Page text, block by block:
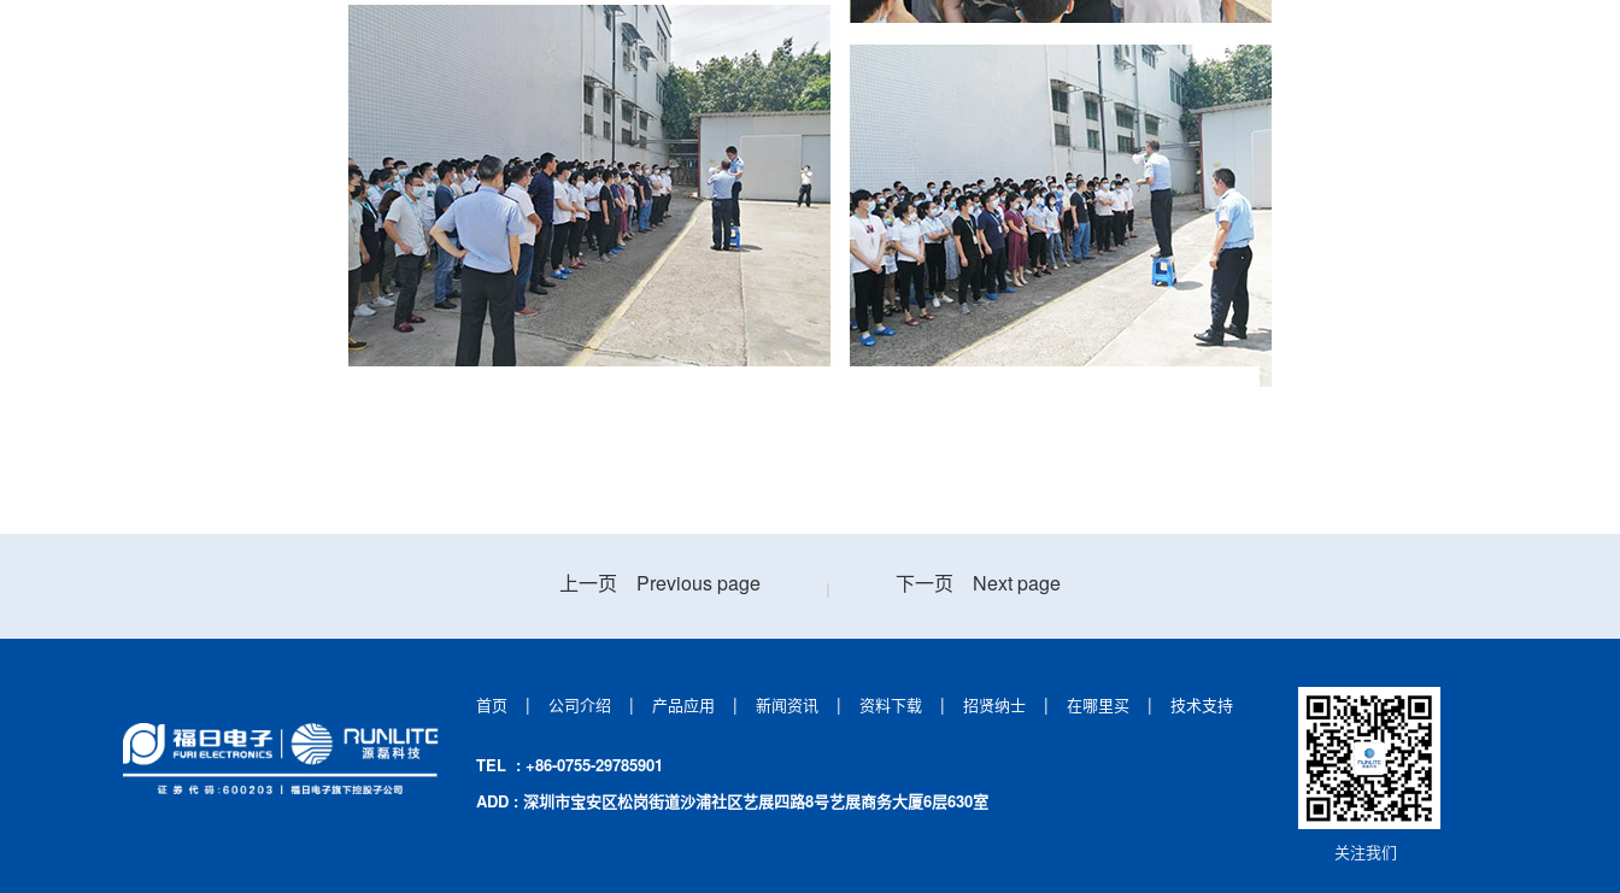
上一页 Previous page 下一页 Next page
首页 | 公司介绍 | 产品应用 | 新闻资讯 | 资料下载 | 招贤纳士 | 在哪里买 | 技术支持
TEL : +86-0755-29785901
ADD : 深圳市宝安区松岗街道沙浦社区艺展四路8号艺展商务大厦6层630室
关注我们